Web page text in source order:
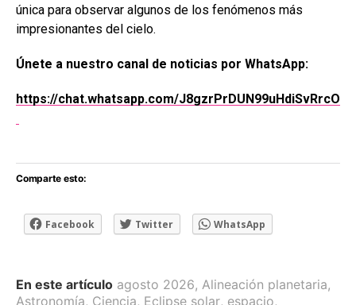
única para observar algunos de los fenómenos más
impresionantes del cielo.
Únete a nuestro canal de noticias por WhatsApp:
https://chat.whatsapp.com/J8gzrPrDUN99uHdiSvRrcO
Comparte esto:
Facebook Twitter WhatsApp
En este artículo agosto 2026, Alineación planetaria,
Astronomía, Ciencia, Eclipse solar, espacio,